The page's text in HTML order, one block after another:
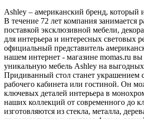
Ashley – американский бренд, который
В течение 72 лет компания занимается
поставкой эксклюзивной мебели,
для интерьера и интересных световых
официальный представитель
нашем интернет - магазине momas.ru
уникальную мебель Аshley на выгодных
Придиванный стол станет украшением
рабочего кабинета или гостиной. Он
ключевых деталей интерьера в
наших коллекций от современного до
изготовляются из стекла, металла,